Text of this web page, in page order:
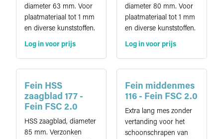
diameter 63 mm. Voor
plaatmateriaal tot 1 mm
en diverse kunststoffen.
Log in voor prijs
diameter 80 mm. Voor
plaatmateriaal tot 1 mm
en diverse kunststoffen.
Log in voor prijs
Fein HSS
zaagblad 177 -
Fein FSC 2.0
HSS zaagblad, diameter
85 mm. Verzonken
Fein middenmes
116 - Fein FSC 2.0
Extra lang mes zonder
vertanding voor het
schoonschrapen van